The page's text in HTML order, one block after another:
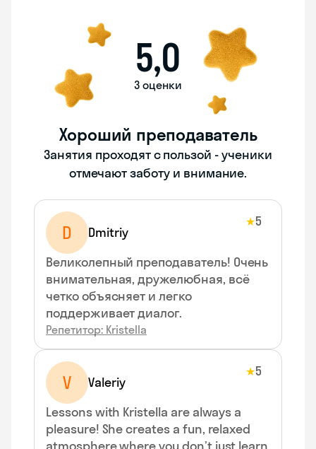
5,0
3 оценки
Хороший преподаватель
Занятия проходят с пользой - ученики
отмечают заботу и внимание.
D Dmitriy
★5
Великолепный преподаватель! Очень
внимательная, дружелюбная, всё
четко объясняет и легко
поддерживает диалог.
Репетитор: Kristella
V Valeriy
★5
Lessons with Kristella are always a
pleasure! She creates a fun, relaxed